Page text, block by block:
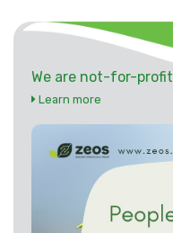
We are not-for-profit
Learn more